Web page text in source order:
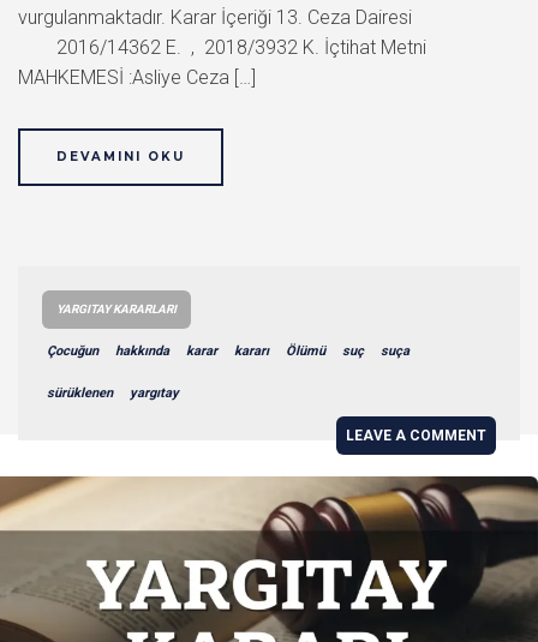
vurgulanmaktadır. Karar İçeriği 13. Ceza Dairesi
2016/14362 E. , 2018/3932 K. İçtihat Metni
MAHKEMESİ :Asliye Ceza […]
DEVAMINI OKU
YARGITAY KARARLARI
Çocuğun hakkında karar kararı Ölümü suç suça
sürüklenen yargıtay
LEAVE A COMMENT